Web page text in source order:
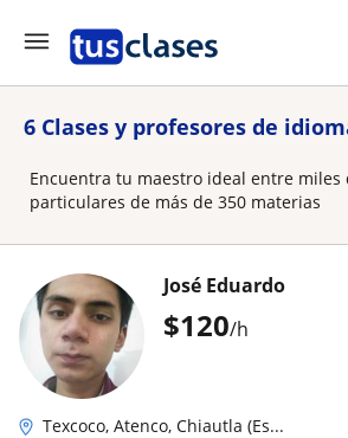
6 Clases y profesores de
Encuentra tu maestro ideal entre miles
particulares de más de 350 materias
$120/h
José Eduardo
Texcoco, Atenco, Chiautla (Es...